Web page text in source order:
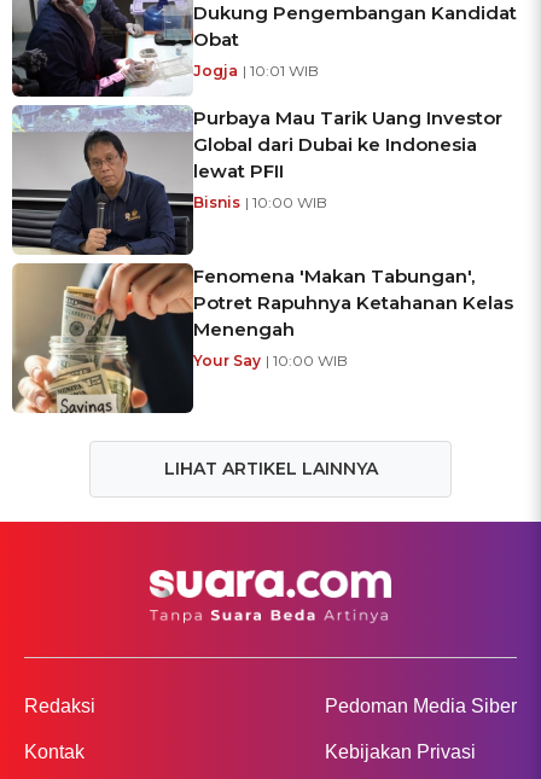
Dukung Pengembangan Kandidat
Obat
Jogja | 10:01 WIB
Purbaya Mau Tarik Uang Investor
Global dari Dubai ke Indonesia
lewat PFII
Bisnis | 10:00 WIB
Fenomena 'Makan Tabungan',
Potret Rapuhnya Ketahanan Kelas
Menengah
Your Say | 10:00 WIB
LIHAT ARTIKEL LAINNYA
Redaksi
Kontak
Pedoman Media Siber
Kebijakan Privasi